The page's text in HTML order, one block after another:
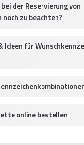
der Reservierung von
noch zu beachten?
Ideen für
online bestellen